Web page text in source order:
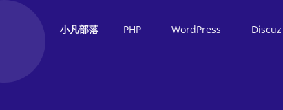
小凡部落 PHP WordPress Discuz